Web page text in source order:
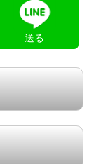
送る